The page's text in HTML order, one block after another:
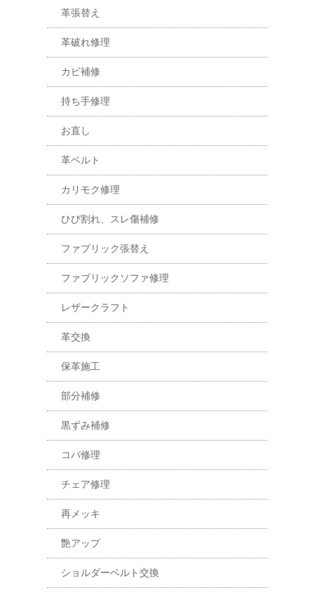
革張替え
革破れ修理
カビ補修
持ち手修理
お直し
革ベルト
カリモク修理
ひび割れ、スレ傷補修
ファブリック張替え
ファブリックソファ修理
レザークラフト
革交換
保革施工
部分補修
黒ずみ補修
コバ修理
チェア修理
再メッキ
艶アップ
ショルダーベルト交換